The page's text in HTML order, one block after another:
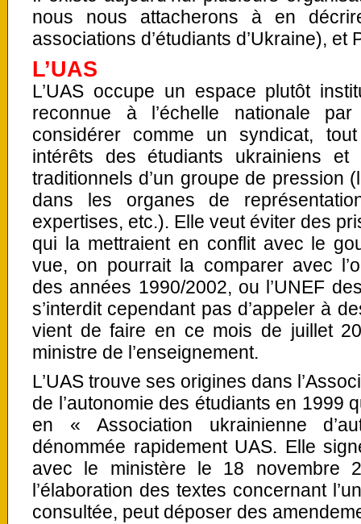
nous nous attacherons à en
associations d’étudiants d’Ukraine), et
L’UAS
L’UAS occupe un espace plutôt
reconnue à l’échelle nationale
considérer comme un syndicat,
intérêts des étudiants ukrainiens
traditionnels d’un groupe de pression
dans les organes de
expertises, etc.). Elle veut éviter des
qui la mettraient en conflit avec le
vue, on pourrait la comparer avec
des années 1990/2002, ou l’UNEF
s’interdit cependant pas d’appeler à
vient de faire en ce mois de juillet
ministre de l’enseignement.
L’UAS trouve ses origines dans
de l’autonomie des étudiants en 1999
en « Association ukrainienne
dénommée rapidement UAS. Elle
avec le ministère le 18 novembre
l’élaboration des textes concernant
consultée, peut déposer des